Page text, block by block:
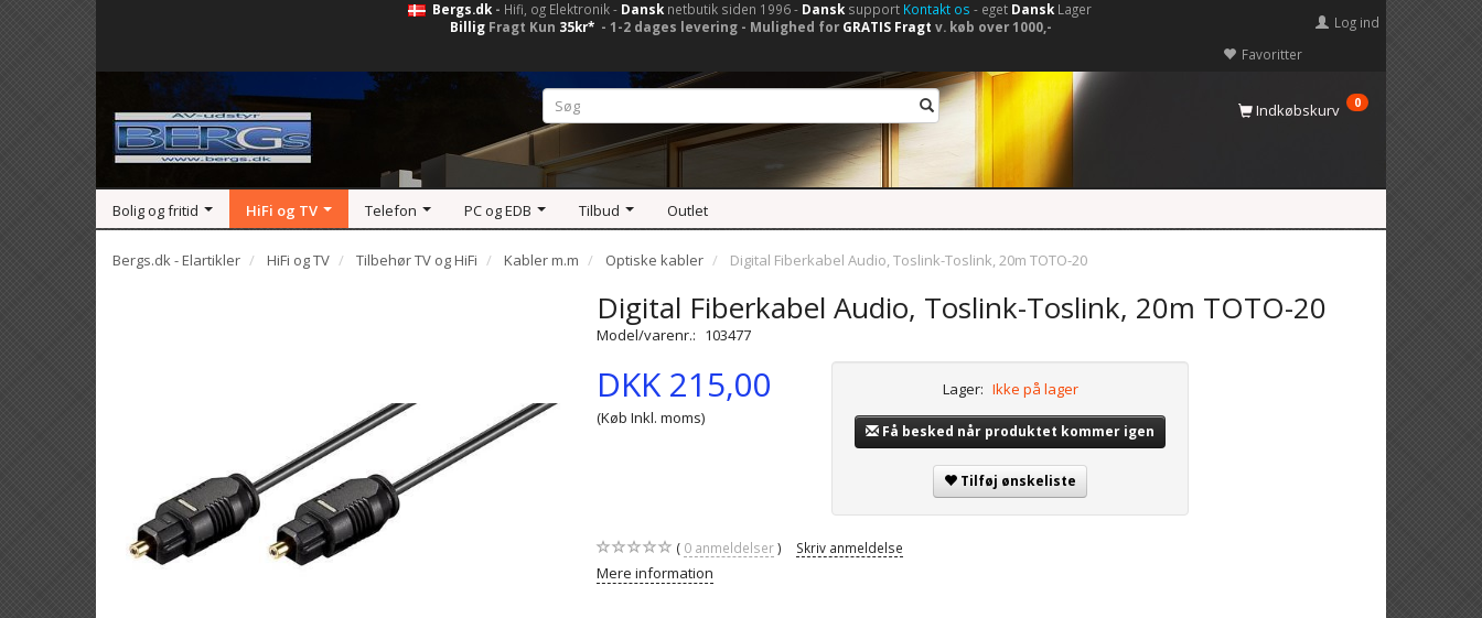
Bergs.dk- Hifi, og Elektronik - Dansknetbutik siden 1996 - Dansksupport Kontakt os - eget DanskLager
Billig Fragt Kun 35kr* - 1-2 dages levering - Mulighed for GRATIS Fragt v. køb over 1000,-
Favoritter
Log ind
Indkøbskurv 0
Bolig og fritid HiFi og TV Telefon PC og EDB Tilbud Outlet
Bergs.dk - Elartikler HiFi og TV Tilbehør TV og HiFi Kabler m.m Optiske kabler Digital Fiberkabel Audio, Toslink-Toslink, 20m TOTO-20
Digital Fiberkabel Audio, Toslink-Toslink, 20m TOTO-20
Model/varenr.: 103477
DKK 215,00
(Køb Inkl. moms)
Lager: Ikke på lager
Få besked når produktet kommer igen
Tilføj ønskeliste
0anmeldelser Skriv anmeldelse
Mere information